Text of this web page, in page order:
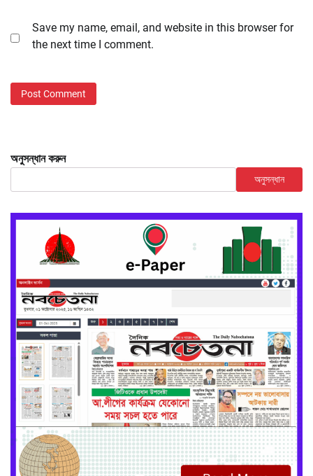
Save my name, email, and website in this browser for
the next time I comment.
অনুসন্ধান করুন
অনুসন্ধান